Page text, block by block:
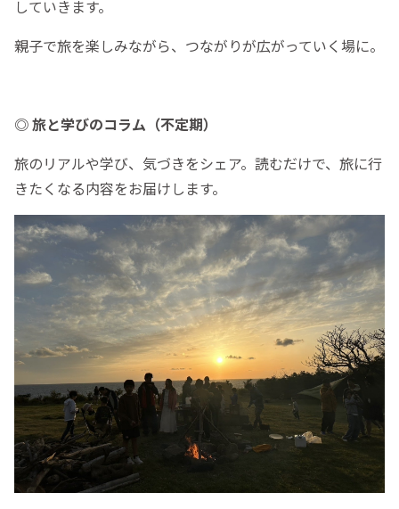
していきます。
親子で旅を楽しみながら、つながりが広がっていく場に。
◎ 旅と学びのコラム（不定期）
旅のリアルや学び、気づきをシェア。読むだけで、旅に行
きたくなる内容をお届けします。